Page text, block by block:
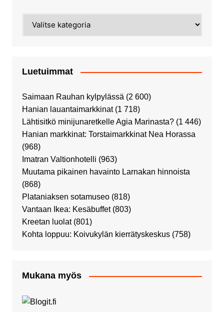
Luetuimmat
Saimaan Rauhan kylpylässä (2 600)
Hanian lauantaimarkkinat (1 718)
Lähtisitkö minijunaretkelle Agia Marinasta? (1 446)
Hanian markkinat: Torstaimarkkinat Nea Horassa
(968)
Imatran Valtionhotelli (963)
Muutama pikainen havainto Larnakan hinnoista
(868)
Plataniaksen sotamuseo (818)
Vantaan Ikea: Kesäbuffet (803)
Kreetan luolat (801)
Kohta loppuu: Koivukylän kierrätyskeskus (758)
Mukana myös